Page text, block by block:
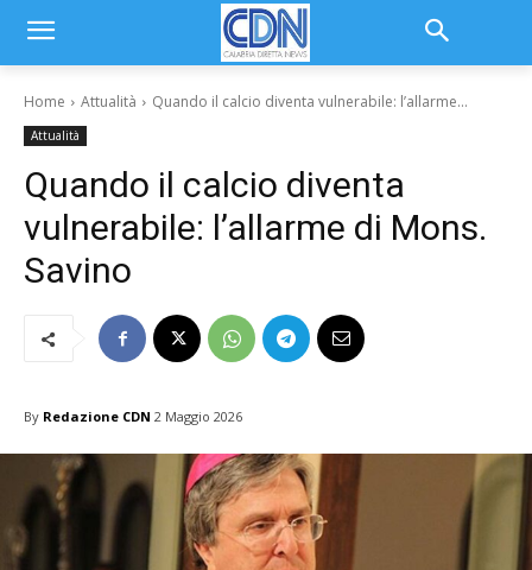
Home Attualità Quando il calcio diventa vulnerabile: l’allarme...
Attualità
Quando il calcio diventa
vulnerabile: l’allarme di Mons.
Savino
By Redazione CDN 2 Maggio 2026